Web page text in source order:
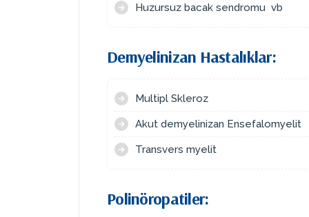
Huzursuz bacak sendromu vb
Demyelinizan Hastalıklar:
Multipl Skleroz
Akut demyelinizan Ensefalomyelit
Transvers myelit
Polinöropatiler: